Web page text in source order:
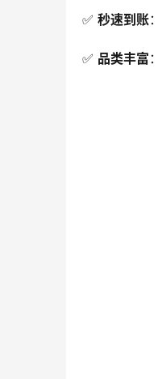
✅ 秒速到账
✅ 品类丰富